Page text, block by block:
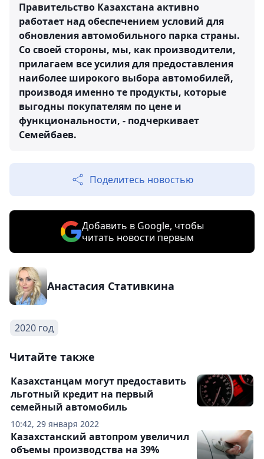
Правительство Казахстана активно
работает над обеспечением условий для
обновления автомобильного парка страны.
Со своей стороны, мы, как производители,
прилагаем все усилия для предоставления
наиболее широкого выбора автомобилей,
производя именно те продукты, которые
выгодны покупателям по цене и
функциональности, - подчеркивает
Семейбаев.
Поделитесь новостью
Добавить в Google, чтобы
читать новости первым
Анастасия Стативкина
2020 год
Читайте также
10:42, 29 января 2022
Казахстанцам могут предоставить
льготный кредит на первый
семейный автомобиль
Казахстанский автопром увеличил
объемы производства на 39%